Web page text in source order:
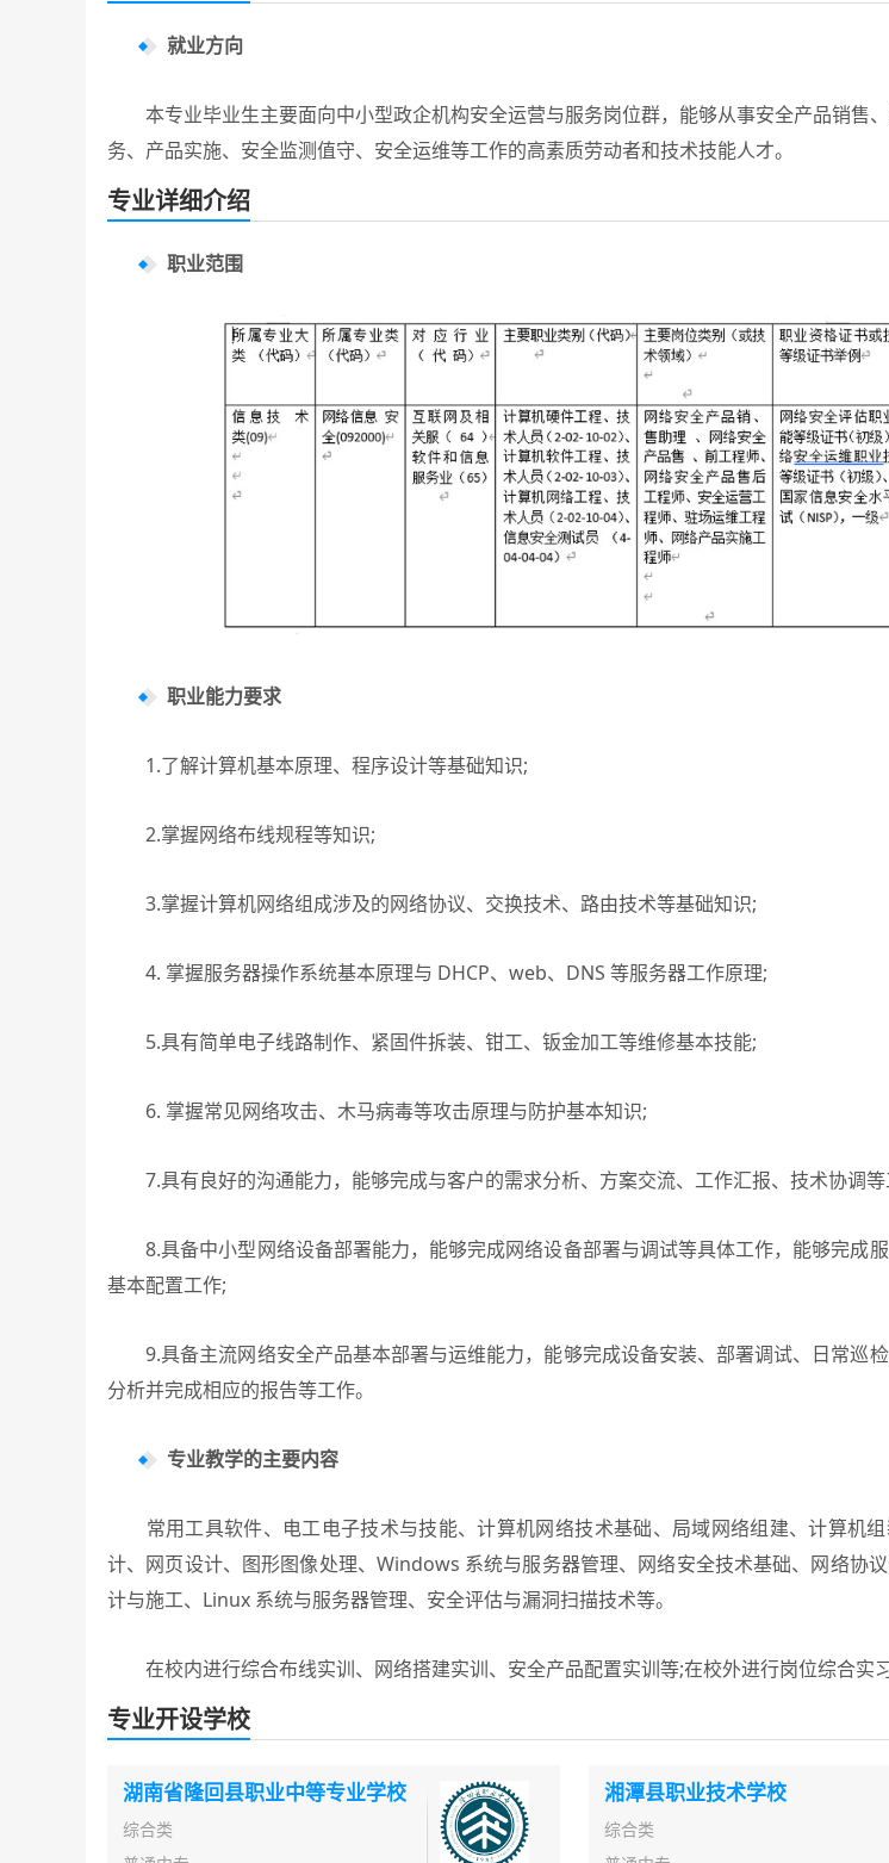
就业方向
本专业毕业生主要面向中小型政企机构安全运营与服务岗位群，能够从事安全产品销售
务、产品实施、安全监测值守、安全运维等工作的高素质劳动者和技术技能人才。
专业详细介绍
职业范围
职业能力要求
1.了解计算机基本原理、程序设计等基础知识;
2.掌握网络布线规程等知识;
3.掌握计算机网络组成涉及的网络协议、交换技术、路由技术等基础知识;
4. 掌握服务器操作系统基本原理与 DHCP、web、DNS 等服务器工作原理;
5.具有简单电子线路制作、紧固件拆装、钳工、钣金加工等维修基本技能;
6. 掌握常见网络攻击、木马病毒等攻击原理与防护基本知识;
7.具有良好的沟通能力，能够完成与客户的需求分析、方案交流、工作汇报、技术协调等
8.具备中小型网络设备部署能力，能够完成网络设备部署与调试等具体工作，能够完成
基本配置工作;
9.具备主流网络安全产品基本部署与运维能力，能够完成设备安装、部署调试、日常巡
分析并完成相应的报告等工作。
专业教学的主要内容
常用工具软件、电工电子技术与技能、计算机网络技术基础、局域网络组建、计算机
计、网页设计、图形图像处理、Windows 系统与服务器管理、网络安全技术基础、网络协
计与施工、Linux 系统与服务器管理、安全评估与漏洞扫描技术等。
在校内进行综合布线实训、网络搭建实训、安全产品配置实训等;在校外进行岗位综合实习
专业开设学校
湖南省隆回县职业中等专业学校
综合类
湘潭县职业技术学校
综合类